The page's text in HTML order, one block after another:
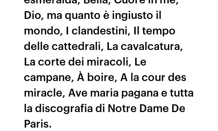
Dio, ma quanto è ingiusto il
mondo, I clandestini, Il tempo
delle cattedrali, La cavalcatura,
La corte dei miracoli, Le
campane, À boire, A la cour des
miracle, Ave maria pagana e tutta
la discografia di Notre Dame De
Paris.